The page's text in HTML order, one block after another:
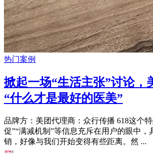
热门案例
掀起一场“生活主张”讨论，
“什么才是最好的医美”
品牌方：美团代理商：众行传播 618这个
促”“满减机制”等信息充斥在用户的眼中，
销，好像与我们开始变得有些距离。然 ...